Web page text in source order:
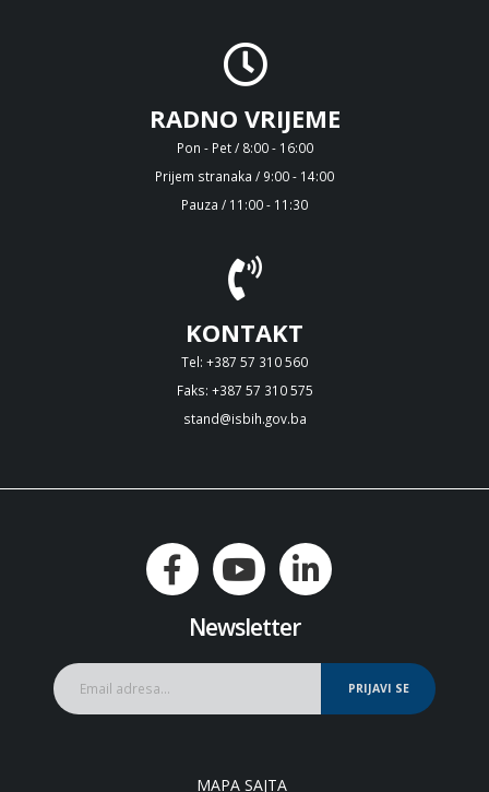
RADNO VRIJEME
Pon - Pet / 8:00 - 16:00
Prijem stranaka / 9:00 - 14:00
Pauza / 11:00 - 11:30
KONTAKT
Tel: +387 57 310 560
Faks: +387 57 310 575
stand@isbih.gov.ba
Newsletter
PRIJAVI SE
MAPA SAJTA